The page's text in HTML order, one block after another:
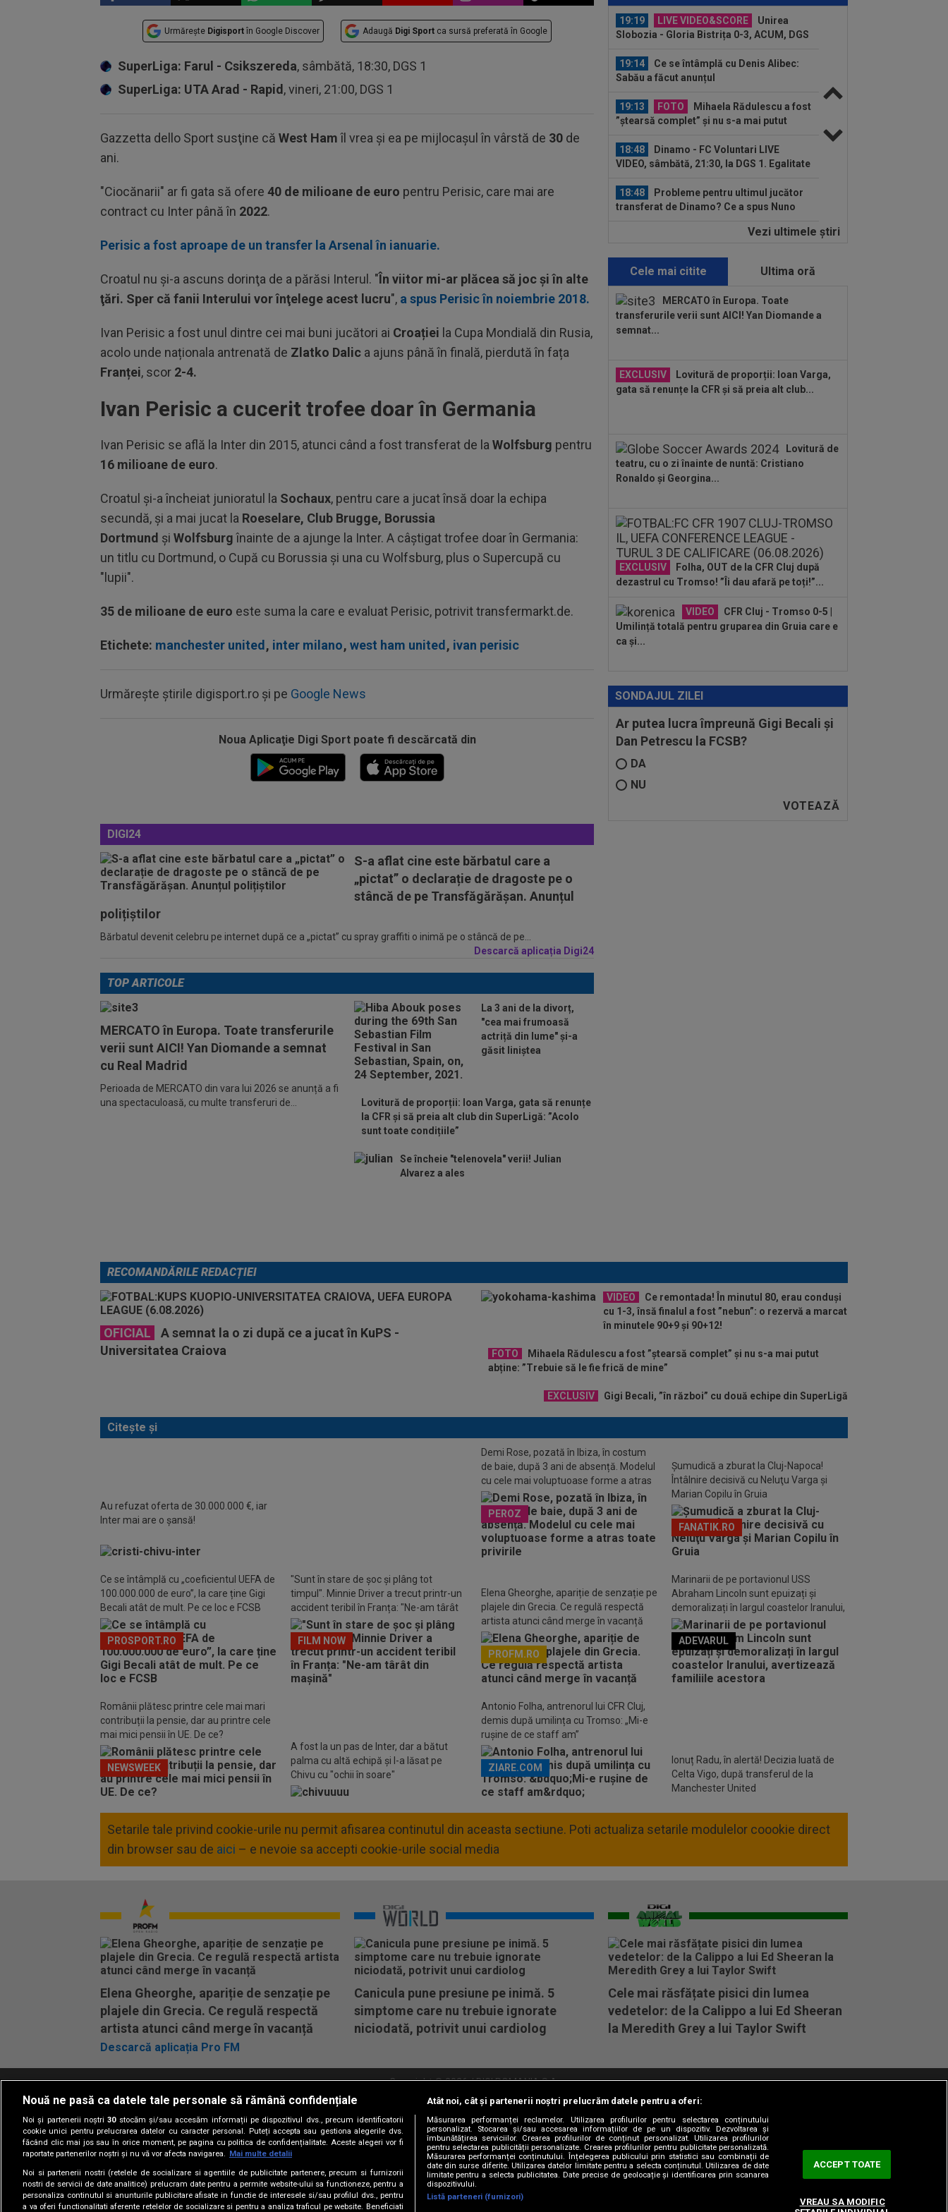
Urmărește Digisport în Google Discover Adaugă Digi Sport ca sursă preferată în Google
SuperLiga: Farul - Csikszereda, sâmbătă, 18:30, DGS 1
SuperLiga: UTA Arad - Rapid , vineri, 21:00, DGS 1
Gazzetta dello Sport susţine că West Hamîl vrea şi ea pe mijlocaşul în vârstă de 30 de
ani.
"Ciocănarii" ar fi gata să ofere 40 de milioane de euro pentru Perisic, care mai are
contract cu Inter până în 2022.
Perisic a fost aproape de un transfer la Arsenal în ianuarie.
Croatul nu şi-a ascuns dorinţa de a părăsi Interul. "În viitor mi-ar plăcea să joc şi în alte
ţări. Sper că fanii Interului vor înţelege acest lucru", a spus Perisic în noiembrie 2018.
Ivan Perisic a fost unul dintre cei mai buni jucători ai Croației la Cupa Mondială din Rusia,
acolo unde naționala antrenată de Zlatko Dalic a ajuns până în finală, pierdută în fața
Franței, scor 2-4.
Ivan Perisic a cucerit trofee doar în Germania
Ivan Perisic se află la Inter din 2015, atunci când a fost transferat de la Wolfsburg pentru
16 milioane de euro.
Croatul şi-a încheiat junioratul la Sochaux, pentru care a jucat însă doar la echipa
secundă, şi a mai jucat la Roeselare, Club Brugge, Borussia
Dortmund şi Wolfsburgînainte de a ajunge la Inter. A câştigat trofee doar în Germania:
un titlu cu Dortmund, o Cupă cu Borussia şi una cu Wolfsburg, plus o Supercupă cu
"lupii".
35 de milioane de euro este suma la care e evaluat Perisic, potrivit transfermarkt.de.
Etichete: manchester united , inter milano, west ham united , ivan perisic
Urmărește știrile digisport.ro și pe Google News
Noua Aplicaţie Digi Sport poate fi descărcată din
DIGI24
S-a aflat cine este bărbatul care a
„pictat” o declarație de dragoste pe o
stâncă de pe Transfăgărășan. Anunțul
polițiștilor
Bărbatul devenit celebru pe internet după ce a „pictat” cu spray graffiti o inimă pe o stâncă de pe...
Descarcă aplicația Digi24
19:19 LIVE VIDEO&SCORE
Unirea
Slobozia - Gloria Bistrița 0-3, ACUM, DGS
19:14
Ce se întâmplă cu Denis Alibec:
Sabău a făcut anunțul
19:13 FOTO
Mihaela Rădulescu a fost
”ștearsă complet” și nu s-a mai putut
18:48
Dinamo - FC Voluntari LIVE
VIDEO, sâmbătă, 21:30, la DGS 1. Egalitate
18:48
Probleme pentru ultimul jucător
transferat de Dinamo? Ce a spus Nuno
Franco Mastantuono a
18:32 EXCLUSIV
Ce se va întâmpla cu
Filipe Coelho, după KuPS - Universitatea
Craiova 1-1
18:31
EXCLUSIV
Gigi Becali, ”în
război” cu două echipe din SuperLigă
minutul 80, erau conduși cu 1-3, însă
finalul a fost ”nebun”...
19:19 LIVE VIDEO&SCORE
Unirea
Slobozia - Gloria Bistrița 0-3, ACUM, DGS
1. Programul complet al etapei...
19:13 FOTO
Mihaela Rădulescu a fost
”ștearsă complet” și nu s-a mai putut
abține: ”Trebuie...
Vezi ultimele ştiri
Cele mai citite Ultima oră
MERCATO în Europa. Toate
transferurile verii sunt AICI! Yan Diomande a
semnat...
EXCLUSIV
Lovitură de proporții: Ioan Varga,
gata să renunțe la CFR și să preia alt club...
Lovitură de
teatru, cu o zi înainte de nuntă: Cristiano
Ronaldo și Georgina...
EXCLUSIV
Folha, OUT de la CFR Cluj după
dezastrul cu Tromso! ”Îi dau afară pe toți!”...
VIDEO
CFR Cluj - Tromso 0-5 |
Umilință totală pentru gruparea din Gruia care e
ca și...
SONDAJUL ZILEI
Ar putea lucra împreună Gigi Becali și
Dan Petrescu la FCSB?
DA
NU
TOP ARTICOLE
MERCATO în Europa. Toate transferurile
verii sunt AICI! Yan Diomande a semnat
cu Real Madrid
Perioada de MERCATO din vara lui 2026 se anunță a fi
una spectaculoasă, cu multe transferuri de...
La 3 ani de la divorț,
"cea mai frumoasă
actriță din lume" și-a
găsit liniștea
Lovitură de proporții: Ioan Varga, gata să renunțe
la CFR și să preia alt club din SuperLigă: ”Acolo
sunt toate condițiile”
Se încheie "telenovela" verii! Julian
Alvarez a ales
RECOMANDĂRILE REDACȚIEI
OFICIAL
A semnat la o zi după ce a jucat în KuPS -
Universitatea Craiova
VIDEO
Ce remontada! În minutul 80, erau conduși
cu 1-3, însă finalul a fost ”nebun”: o rezervă a marcat
în minutele 90+9 și 90+12!
FOTO
Mihaela Rădulescu a fost ”ștearsă complet” și nu s-a mai putut
abține: ”Trebuie să le fie frică de mine”
EXCLUSIV Gigi Becali, ”în război” cu două echipe din SuperLigă
Citește și
Au refuzat oferta de 30.000.000 €, iar
Inter mai are o șansă!
Demi Rose, pozată în Ibiza, în costum
de baie, după 3 ani de absență. Modelul
cu cele mai voluptuoase forme a atras
toate privirile
PEROZ
Șumudică a zburat la Cluj-Napoca!
Întâlnire decisivă cu Neluţu Varga şi
Marian Copilu în Gruia
FANATIK.RO
Ce se întâmplă cu „coeficientul UEFA de
100.000.000 de euro”, la care ține Gigi
Becali atât de mult. Pe ce loc e FCSB
PROSPORT.RO
"Sunt în stare de șoc și plâng tot
timpul". Minnie Driver a trecut printr-un
accident teribil în Franța: "Ne-am târât
din mașină"
FILM NOW
Elena Gheorghe, apariție de senzație pe
plajele din Grecia. Ce regulă respectă
artista atunci când merge în vacanță
PROFM.RO
Marinarii de pe portavionul USS
Abraham Lincoln sunt epuizați și
demoralizați în largul coastelor Iranului,
avertizează familiile acestora
ADEVARUL
Românii plătesc printre cele mai mari
contribuții la pensie, dar au printre cele
mai mici pensii în UE. De ce?
NEWSWEEK
A fost la un pas de Inter, dar a bătut
palma cu altă echipă și l-a lăsat pe
Chivu cu "ochii în soare"
Antonio Folha, antrenorul lui CFR Cluj,
demis după umilința cu Tromso: „Mi-e
rușine de ce staff am”
ZIARE.COM
Ionuț Radu, în alertă! Decizia luată de
Celta Vigo, după transferul de la
Manchester United
Setarile tale privind cookie-urile nu permit afisarea continutul din aceasta sectiune. Poti actualiza setarile modulelor coookie direct
din browser sau de aici – e nevoie sa accepti cookie-urile social media
Elena Gheorghe, apariție de senzație pe
plajele din Grecia. Ce regulă respectă
artista atunci când merge în vacanță
Descarcă aplicația Pro FM
Canicula pune presiune pe inimă. 5
simptome care nu trebuie ignorate
niciodată, potrivit unui cardiolog
Cele mai răsfățate pisici din lumea
vedetelor: de la Calippo a lui Ed Sheeran
la Meredith Grey a lui Taylor Swift
Copyright © 2026 / DIGI ROMANIA S.A.
Termeni si conditii Politica de confidentialitate Abonare Digi TV Frecvente Digi Sport Retransmisie Digi Sport Contact/Info Codul etic
Versiune mobil
Nouă ne pasă ca datele tale personale să rămână confidențiale
Noi și partenerii noștri30stocăm și/sau accesăm informații pe dispozitivul dvs., precum identificatorii
cookie unici pentru prelucrarea datelor cu caracter personal. Puteți accepta sau gestiona alegerile dvs.
făcând clic mai jos sau în orice moment, pe pagina cu politica de confidențialitate. Aceste alegeri vor fi
raportate partenerilor noștri și nu vă vor afecta navigarea. Mai multe detalii
Noi si partenerii nostri (retelele de socializare si agentiile de publicitate partenere, precum si furnizorii
nostri de servicii de date analitice) prelucram date pentru a permite website-ului sa functioneze, pentru a
personaliza continutul si anunturile publicitare afisate in functie de interesele si/sau profilul dvs., pentru
a va oferi functionalitati aferente retelelor de socializare si pentru a analiza traficul pe website. Beneficiati
Atât noi, cât și partenerii noștri prelucrăm datele pentru a oferi:
Măsurarea performanței reclamelor. Utilizarea profilurilor pentru selectarea conținutului
personalizat. Stocarea și/sau accesarea informațiilor de pe un dispozitiv. Dezvoltarea și
îmbunătățirea serviciilor. Crearea profilurilor de conținut personalizat. Utilizarea profilurilor
pentru selectarea publicității personalizate. Crearea profilurilor pentru publicitate personalizată.
Măsurarea performanței conținutului. Înțelegerea publicului prin statistici sau combinații de
date din surse diferite. Utilizarea datelor limitate pentru a selecta conținutul. Utilizarea de date
limitate pentru a selecta publicitatea. Date precise de geolocație și identificarea prin scanarea
dispozitivului.
Listă parteneri (furnizori)
ACCEPT TOATE
VREAU SA MODIFIC